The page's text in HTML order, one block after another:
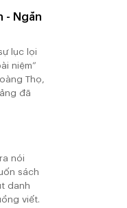
- Ngăn
lục lọi
niệm”
Thọ,
đã
nói
sách
danh
viết.